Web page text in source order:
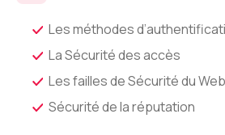
Les méthodes
La Sécurité des accès
Les failles de Sécurité du Web
Sécurité de la réputation